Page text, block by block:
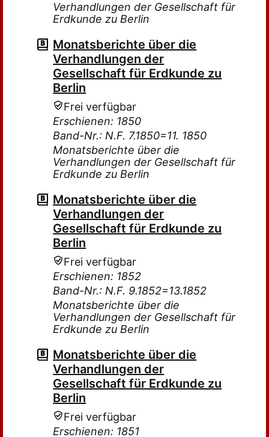
Verhandlungen der Gesellschaft für
Erdkunde zu Berlin
Monatsberichte über die
Verhandlungen der
Gesellschaft für Erdkunde zu
Berlin
Frei verfügbar
Erschienen: 1850
Band-Nr.: N.F. 7.1850=11. 1850
Monatsberichte über die
Verhandlungen der Gesellschaft für
Erdkunde zu Berlin
Monatsberichte über die
Verhandlungen der
Gesellschaft für Erdkunde zu
Berlin
Frei verfügbar
Erschienen: 1852
Band-Nr.: N.F. 9.1852=13.1852
Monatsberichte über die
Verhandlungen der Gesellschaft für
Erdkunde zu Berlin
Monatsberichte über die
Verhandlungen der
Gesellschaft für Erdkunde zu
Berlin
Frei verfügbar
Erschienen: 1851